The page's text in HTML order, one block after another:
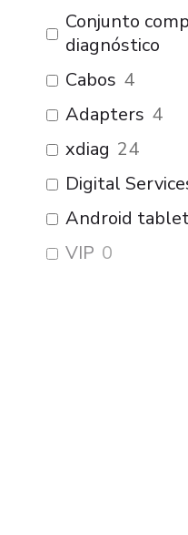
Conjunto
diagnóstico
Cabos 4
Adapters 4
xdiag 24
Digital
Android
VIP 0